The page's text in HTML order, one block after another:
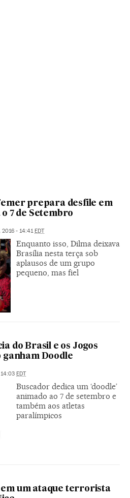
prepara desfile em
7 de Setembro
2016 - 14:41EDT
Enquanto isso, Dilma deixava
Brasília nesta terça sob
aplausos de um grupo
pequeno, mas fiel
do Brasil e os Jogos
ganham Doodle
14:03 EDT
Buscador dedica um ‘doodle’
animado ao 7 de setembro e
também aos atletas
paralímpicos
um ataque terrorista